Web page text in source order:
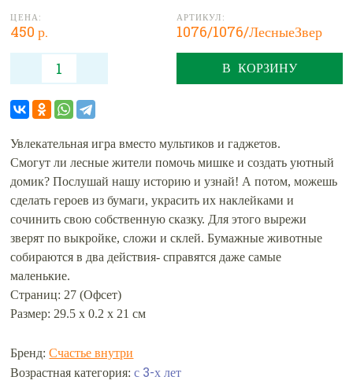
ЦЕНА:
450 р.
АРТИКУЛ:
1076/1076/ЛесныеЗвер
В КОРЗИНУ
Увлекательная игра вместо мультиков и гаджетов.
Смогут ли лесные жители помочь мишке и создать уютный
домик? Послушай нашу историю и узнай! А потом, можешь
сделать героев из бумаги, украсить их наклейками и
сочинить свою собственную сказку. Для этого вырежи
зверят по выкройке, сложи и склей. Бумажные животные
собираются в два действия- справятся даже самые
маленькие.
Страниц: 27 (Офсет)
Размер: 29.5 х 0.2 х 21 см
Бренд:Счастье внутри
Возрастная категория:с 3-х лет